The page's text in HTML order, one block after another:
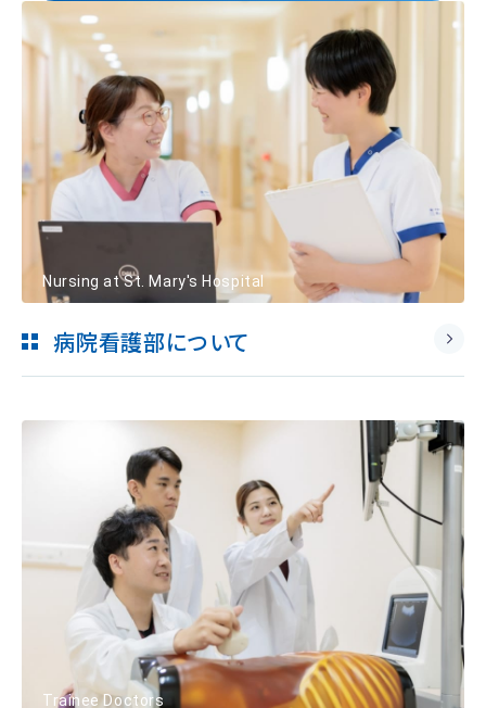
Nursing at St. Mary's Hospital
病院看護部について
Trainee Doctors